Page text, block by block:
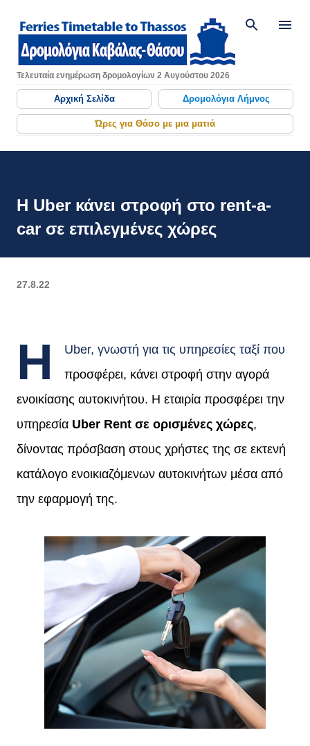
Μετάβαση στο κύριο περιεχόμενο
Τελευταία ενημέρωση δρομολογίων 2 Αυγούστου 2026
Αρχική Σελίδα Δρομολόγια Λήμνος
Ώρες για Θάσο με μια ματιά
Η Uber κάνει στροφή στο rent-a-
car σε επιλεγμένες χώρες
27.8.22
Η
Uber, γνωστή για τις υπηρεσίες ταξί που
προσφέρει, κάνει στροφή στην αγορά
ενοικίασης αυτοκινήτου. Η εταιρία προσφέρει την
υπηρεσία Uber Rent σε ορισμένες χώρες,
δίνοντας πρόσβαση στους χρήστες της σε εκτενή
κατάλογο ενοικιαζόμενων αυτοκινήτων μέσα από
την εφαρμογή της.